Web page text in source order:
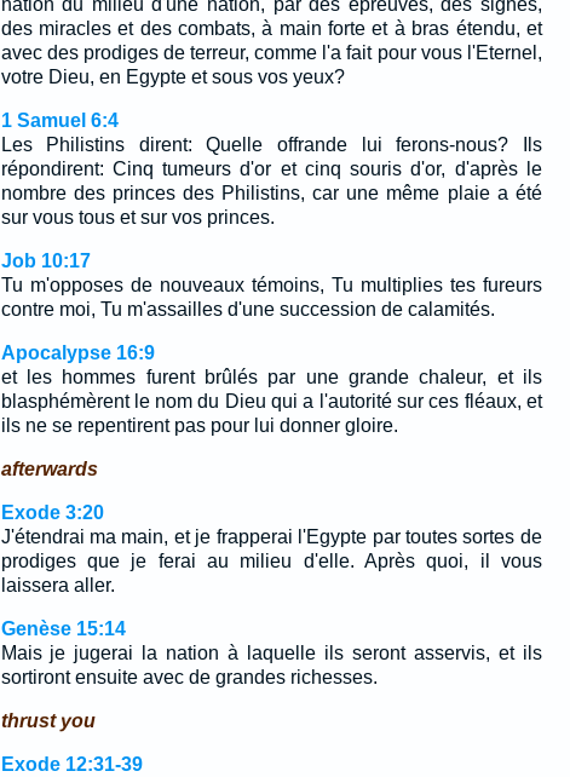
nation du milieu d'une nation, par des épreuves, des signes,
des miracles et des combats, à main forte et à bras étendu, et
avec des prodiges de terreur, comme l'a fait pour vous l'Eternel,
votre Dieu, en Egypte et sous vos yeux?
1 Samuel 6:4
Les Philistins dirent: Quelle offrande lui ferons-nous? Ils
répondirent: Cinq tumeurs d'or et cinq souris d'or, d'après le
nombre des princes des Philistins, car une même plaie a été
sur vous tous et sur vos princes.
Job 10:17
Tu m'opposes de nouveaux témoins, Tu multiplies tes fureurs
contre moi, Tu m'assailles d'une succession de calamités.
Apocalypse 16:9
et les hommes furent brûlés par une grande chaleur, et ils
blasphémèrent le nom du Dieu qui a l'autorité sur ces fléaux, et
ils ne se repentirent pas pour lui donner gloire.
afterwards
Exode 3:20
J'étendrai ma main, et je frapperai l'Egypte par toutes sortes de
prodiges que je ferai au milieu d'elle. Après quoi, il vous
laissera aller.
Genèse 15:14
Mais je jugerai la nation à laquelle ils seront asservis, et ils
sortiront ensuite avec de grandes richesses.
thrust you
Exode 12:31-39